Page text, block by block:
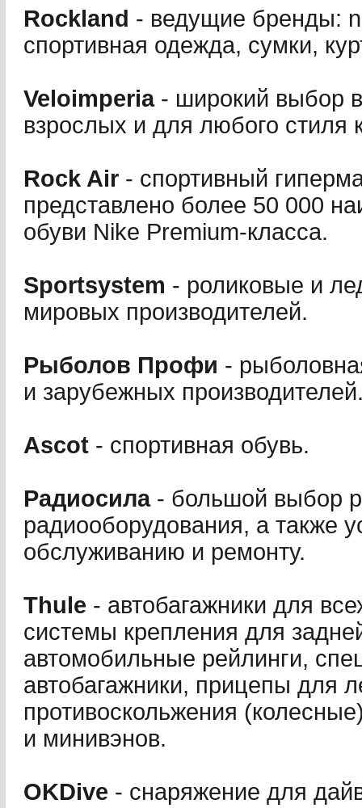
Rockland - ведущие бренды:
спортивная одежда, сумки,
Veloimperia- широкий выбор
взрослых и для любого стиля
Rock Air - спортивный
представлено более 50 000
обуви Nike Premium-класса.
Sportsystem - роликовые и
мировых производителей.
Рыболов Профи -
и зарубежных
Ascot - спортивная обувь.
Радиосила- большой выбор
радиооборудования, а также
обслуживанию и ремонту.
Thule - автобагажники для
системы крепления для
автомобильные рейлинги,
автобагажники, прицепы для
противоскольжения
и минивэнов.
OKDive - снаряжение для